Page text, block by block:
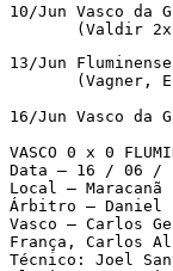
10/Jun Vasco
(Valdir
13/Jun
16/Jun Vasco da
VASCO 0 x 0
Data – 16 / 06 /
Local –
Árbitro – Daniel
Vasco – Carlos
França, Carlos
Técnico: Joel